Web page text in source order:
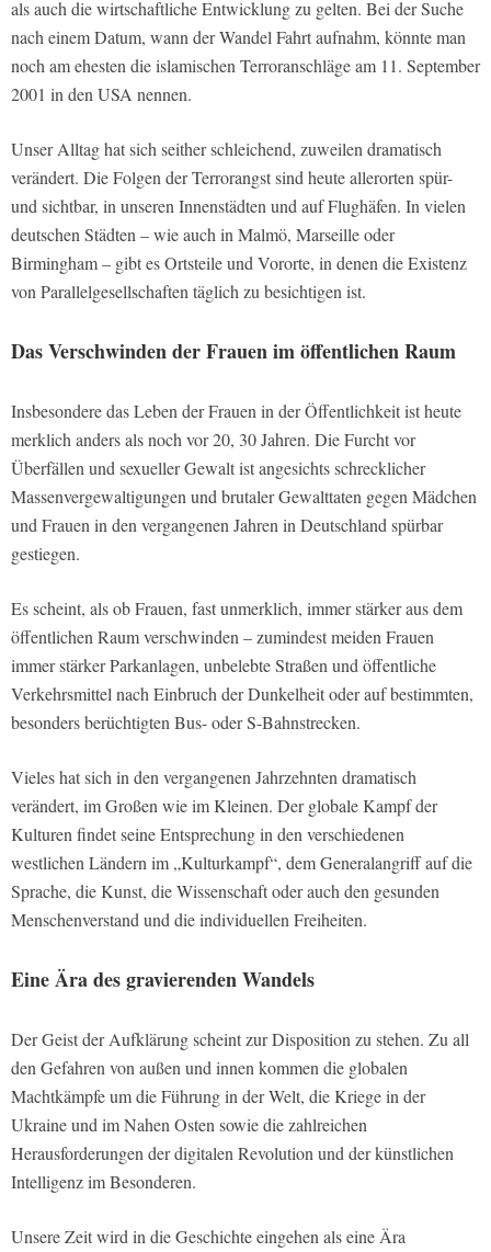
als auch die wirtschaftliche Entwicklung zu gelten. Bei der Suche
nach einem Datum, wann der Wandel Fahrt aufnahm, könnte man
noch am ehesten die islamischen Terroranschläge am 11. September
2001 in den USA nennen.
Unser Alltag hat sich seither schleichend, zuweilen dramatisch
verändert. Die Folgen der Terrorangst sind heute allerorten spür-
und sichtbar, in unseren Innenstädten und auf Flughäfen. In vielen
deutschen Städten – wie auch in Malmö, Marseille oder
Birmingham – gibt es Ortsteile und Vororte, in denen die Existenz
von Parallelgesellschaften täglich zu besichtigen ist.
Das Verschwinden der Frauen im öffentlichen Raum
Insbesondere das Leben der Frauen in der Öffentlichkeit ist heute
merklich anders als noch vor 20, 30 Jahren. Die Furcht vor
Überfällen und sexueller Gewalt ist angesichts schrecklicher
Massenvergewaltigungen und brutaler Gewalttaten gegen Mädchen
und Frauen in den vergangenen Jahren in Deutschland spürbar
gestiegen.
Es scheint, als ob Frauen, fast unmerklich, immer stärker aus dem
öffentlichen Raum verschwinden – zumindest meiden Frauen
immer stärker Parkanlagen, unbelebte Straßen und öffentliche
Verkehrsmittel nach Einbruch der Dunkelheit oder auf bestimmten,
besonders berüchtigten Bus- oder S-Bahnstrecken.
Vieles hat sich in den vergangenen Jahrzehnten dramatisch
verändert, im Großen wie im Kleinen. Der globale Kampf der
Kulturen findet seine Entsprechung in den verschiedenen
westlichen Ländern im „Kulturkampf“, dem Generalangriff auf die
Sprache, die Kunst, die Wissenschaft oder auch den gesunden
Menschenverstand und die individuellen Freiheiten.
Eine Ära des gravierenden Wandels
Der Geist der Aufklärung scheint zur Disposition zu stehen. Zu all
den Gefahren von außen und innen kommen die globalen
Machtkämpfe um die Führung in der Welt, die Kriege in der
Ukraine und im Nahen Osten sowie die zahlreichen
Herausforderungen der digitalen Revolution und der künstlichen
Intelligenz im Besonderen.
Unsere Zeit wird in die Geschichte eingehen als eine Ära